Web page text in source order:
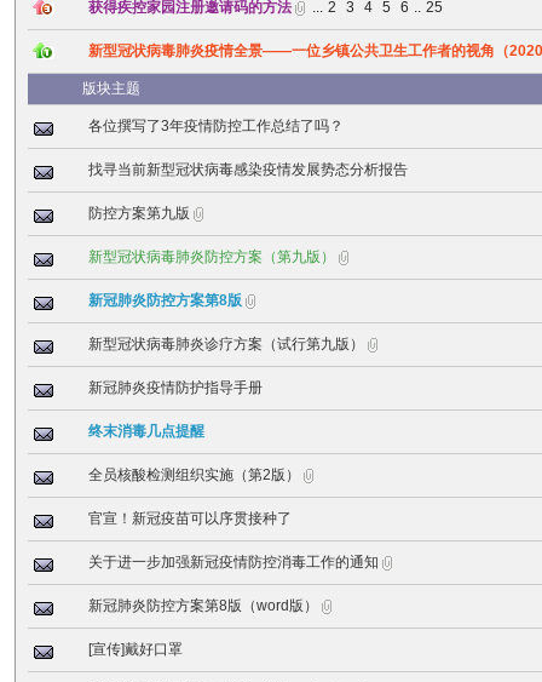
获得疾控家园注册邀请码的方法 ... 2 3 4 5 6 .. 25
新型冠状病毒肺炎疫情全景——一位乡镇公共卫生工作者的视角（
版块主题
各位撰写了3年疫情防控工作总结了吗？
找寻当前新型冠状病毒感染疫情发展势态分析报告
防控方案第九版
新型冠状病毒肺炎防控方案（第九版）
新冠肺炎防控方案第8版
新型冠状病毒肺炎诊疗方案（试行第九版）
新冠肺炎疫情防护指导手册
终末消毒几点提醒
全员核酸检测组织实施（第2版）
官宣！新冠疫苗可以序贯接种了
关于进一步加强新冠疫情防控消毒工作的通知
新冠肺炎防控方案第8版（word版）
[宣传]戴好口罩